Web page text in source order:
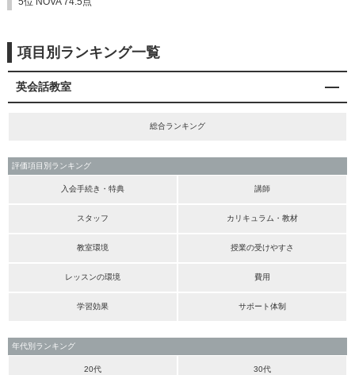
項目別ランキング一覧
英会話教室
総合ランキング
評価項目別ランキング
入会手続き・特典 講師
スタッフ カリキュラム・教材
教室環境 授業の受けやすさ
レッスンの環境 費用
学習効果 サポート体制
年代別ランキング
20代 30代